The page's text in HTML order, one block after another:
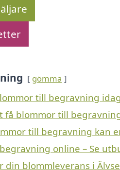
gömma
till begravning
få blommor till
till begravning kan
online – Se
din blommleverans i